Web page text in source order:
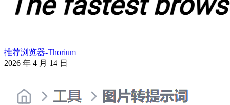
推荐浏览器-Thorium
2026 年 4 月 14 日